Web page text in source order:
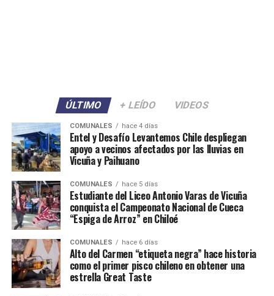
ÚLTIMO + LEÍDO VIDEOS
COMUNALES hace 4 días
Entel y Desafío Levantemos Chile despliegan
apoyo a vecinos afectados por las lluvias en
Vicuña y Paihuano
COMUNALES hace 5 días
Estudiante del Liceo Antonio Varas de Vicuña
conquista el Campeonato Nacional de Cueca
“Espiga de Arroz” en Chiloé
COMUNALES hace 6 días
Alto del Carmen “etiqueta negra” hace historia
como el primer pisco chileno en obtener una
estrella Great Taste